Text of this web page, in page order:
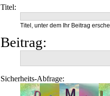
Titel:
Titel, unter dem Ihr Beitrag
Beitrag:
Sicherheits-Abfrage: